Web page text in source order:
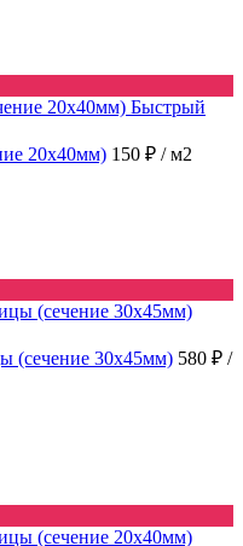
Быстрый
20x40мм) 150 ₽ / м2
(сечение 30x45мм) 580 ₽ /